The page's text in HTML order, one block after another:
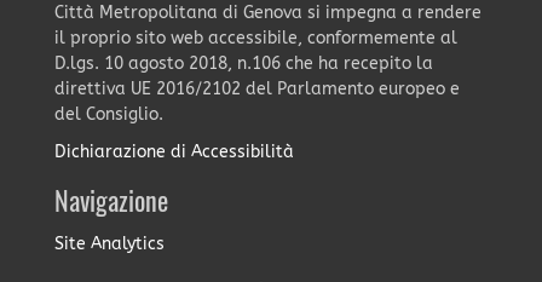
Città Metropolitana di Genova si impegna a rendere
il proprio sito web accessibile, conformemente al
D.lgs. 10 agosto 2018, n.106 che ha recepito la
direttiva UE 2016/2102 del Parlamento europeo e
del Consiglio.
Dichiarazione di Accessibilità
Navigazione
Site Analytics